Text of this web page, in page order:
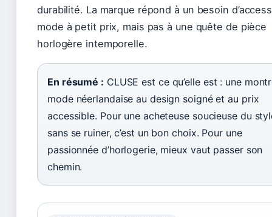
durabilité. La marque répond à un besoin
mode à petit prix, mais pas à une quête de pièce
horlogère intemporelle.
En résumé : CLUSE est ce qu’elle est : une
mode néerlandaise au design soigné et au prix
accessible. Pour une acheteuse soucieuse du
sans se ruiner, c’est un bon choix. Pour une
passionnée d’horlogerie, mieux vaut passer son
chemin.